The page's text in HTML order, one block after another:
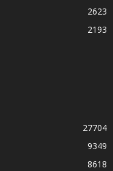
2623
2193
27704
9349
8618